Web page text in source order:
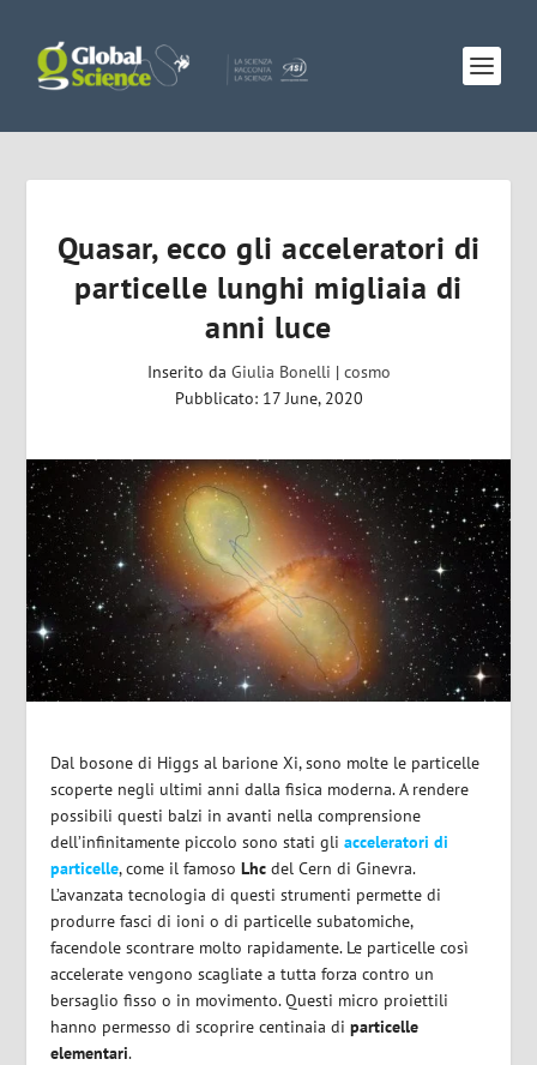
Quasar, ecco gli acceleratori di
particelle lunghi migliaia di
anni luce
Inserito da Giulia Bonelli | cosmo
Pubblicato: 17 June, 2020
Dal bosone di Higgs al barione Xi, sono molte le particelle
scoperte negli ultimi anni dalla fisica moderna. A rendere
possibili questi balzi in avanti nella comprensione
dell’infinitamente piccolo sono stati gliacceleratori di
particelle, come il famosoLhc del Cern di Ginevra.
L’avanzata tecnologia di questi strumenti permette di
produrre fasci di ioni o di particelle subatomiche,
facendole scontrare molto rapidamente. Le particelle così
accelerate vengono scagliate a tutta forza contro un
bersaglio fisso o in movimento. Questi micro proiettili
hanno permesso di scoprire centinaia diparticelle
elementari.